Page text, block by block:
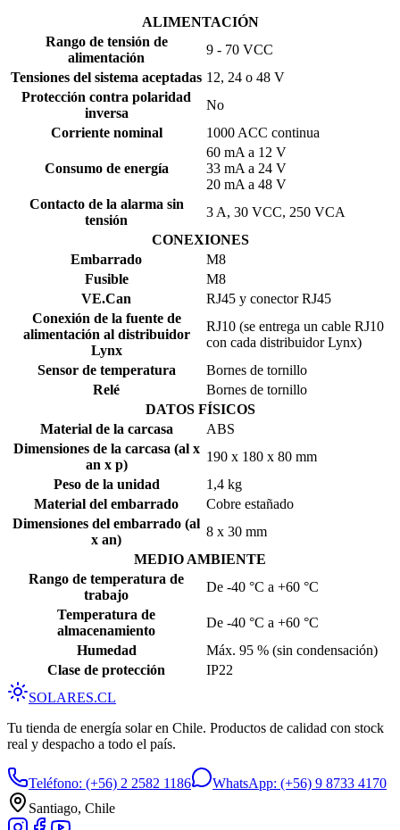
ALIMENTACIÓN
Rango de tensión de
alimentación
9 - 70 VCC
Tensiones del sistema aceptadas 12, 24 o 48 V
Protección contra polaridad
inversa
No
Corriente nominal
1000 ACC continua
Consumo de energía
60 mA a 12 V
33 mA a 24 V
20 mA a 48 V
Contacto de la alarma sin
tensión
3 A, 30 VCC, 250 VCA
CONEXIONES
Embarrado
M8
Fusible
M8
VE.Can
RJ45 y conector RJ45
Conexión de la fuente de
alimentación al distribuidor
Lynx
RJ10 (se entrega un cable RJ10
con cada distribuidor Lynx)
Sensor de temperatura
Bornes de tornillo
Relé
Bornes de tornillo
DATOS FÍSICOS
Material de la carcasa
ABS
Dimensiones de la carcasa (al x
an x p)
190 x 180 x 80 mm
Peso de la unidad
1,4 kg
Material del embarrado
Cobre estañado
Dimensiones del embarrado (al
x an)
8 x 30 mm
MEDIO AMBIENTE
Rango de temperatura de
trabajo
De -40 °C a +60 °C
Temperatura de
almacenamiento
De -40 °C a +60 °C
Humedad
Máx. 95 % (sin condensación)
Clase de protección
IP22
SOLARES.CL
Tu tienda de energía solar en Chile. Productos de calidad con stock
real y despacho a todo el país.
Teléfono: (+56) 2 2582 1186 WhatsApp: (+56) 9 8733 4170
Santiago, Chile